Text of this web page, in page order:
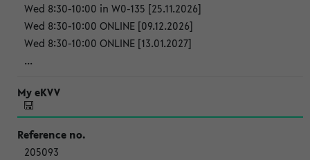
Wed 8:30-10:00 in W0-135 [25.11.2026]
Wed 8:30-10:00 ONLINE [09.12.2026]
Wed 8:30-10:00 ONLINE [13.01.2027]
...
205093